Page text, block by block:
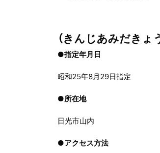
（きんじあみだきょ
●指定年月日
昭和25年8月29日指定
●所在地
日光市山内
●アクセス方法